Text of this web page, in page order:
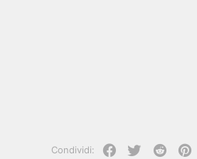
Condividi: Facebook
Twitter Reddit